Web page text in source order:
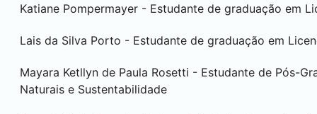
Katiane Pompermayer - Estudante de graduação em
Lais da Silva Porto - Estudante de graduação em
Mayara Ketllyn de Paula Rosetti - Estudante de Pós-
Naturais e Sustentabilidade